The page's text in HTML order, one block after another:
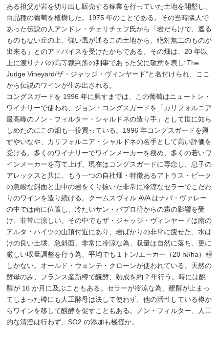
ある祖父が岩を切り出し販売する稼業を行っていた土地を開墾し、
白品種の葡萄を植樹した。1975 年のことである。その当時隣人で
あった伝説の人アンドレ・チェリチェフ氏から「岩だらけで、遮る
ものもない丘の上、強い風が通るこの土地から、絶対無二のものが
出来る」とのアドバイスを受けたからである。その畑は、20 年以
上に渡りナパの高等裁判所の判事であった父に敬意を表し“The
Judge Vineyard/ザ・ジャッジ・ヴィンヤード”と名付けられ、ここ
から伝説のワインが生み出される。
コングスガードを 1996 年に興すまでは、この葡萄はニュートン・
ワイナリーで使われ、ジョン・コングスガードを「カリフォルニア
最高峰のノン・フィルター・シャルドネの造り手」として世に知ら
しめたのにこの畑も一役買っている。1996 年コングスガードを興
すやいなや、カリフォルニア・シャルドネの名手として高い評価を
受ける。多くのワイナリーでワインメーカーを務め、多くの若いワ
インメーカーを育て上げ、現在はコングスガードに専念し、息子の
アレックスと共に、もう一つの自社畑・特徴あるアトラス・ピーク
の急峻な斜面と山中の岩をくり抜いた非常に冷涼なセラーでこだわ
りのワインを造り続ける。クームスヴィル AVA はナパ・ヴァレー
の中では南に位置し、冷たいサン・パブロ湾からの霧の影響を受
け、非常に涼しい。その中でもザ・ジャッジ・ヴィンヤードは南の
アルタ・ハイツの山頂付近にあり、岩ばかりの非常に痩せた、水は
けの良い土壌、急斜面、非常に冷涼な為、収量は自然に落ち、更に
厳しい収量調整を行う為、平均でも１トン/エーカー（20 hℓ/ha）程
しかない。オールド・ウェンテ・クローンが使われている。天然の
酵母のみ、フランス産新樽で醗酵、熟成を約 2 年行う。時には醗
酵が 16 か月に及ぶこともある。セラーが冷涼な為、醗酵が止まっ
てしまった樽にも人工酵母は決して使わず、他の活性している樽か
らワインを移して醗酵を促すこともある。ノン・フィルター、人工
的な清澄は行わず、SO2 の添加も極僅か。